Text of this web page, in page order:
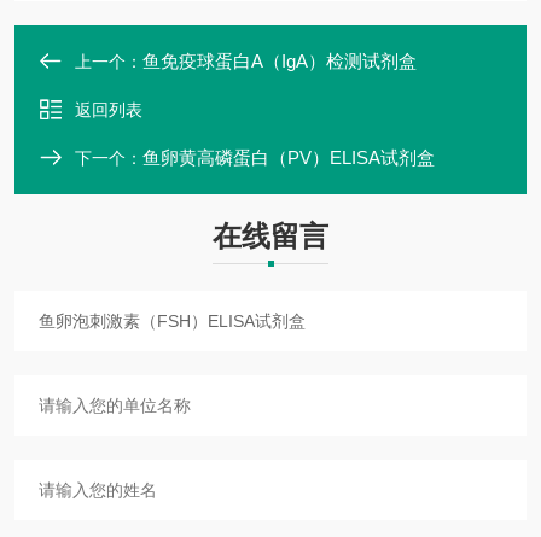
上一个： 鱼免疫球蛋白A（IgA）检测试剂盒
返回列表
下一个： 鱼卵黄高磷蛋白（PV）ELISA试剂盒
在线留言